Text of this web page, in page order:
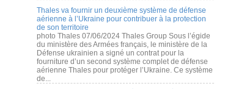
Thales va fournir un deuxième système de défense
aérienne à l’Ukraine pour contribuer à la protection
de son territoire
photo Thales 07/06/2024 Thales Group Sous l’égide
du ministère des Armées français, le ministère de la
Défense ukrainien a signé un contrat pour la
fourniture d’un second système complet de défense
aérienne Thales pour protéger l’Ukraine. Ce système
de...